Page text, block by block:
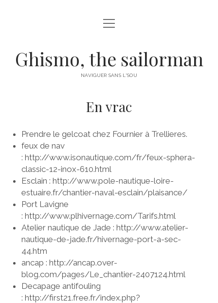
LE BATEAU
menu
GOLFE DU MORBIHAN
ÎLE DE HOEDIC
VILAINE
DUMET
PORNICHET
SAINT NAZAIRE
NANTES
NOIRMOUTIER
TRAVAUX
ouvrir
menu
COPPERCOAT
ENROULEUR
GRÉEMENT
HABILLAGE DESCENTE
MÂTAGE / DÉMÂTAGE
MOTEUR
STATION DE NAV
TRAITEMENT DU SAFRAN
VOILES
TECHNIQUES
ouvrir
menu
Ghismo, the sailorman
NAVIGUER SANS L'SOU
En vrac
Prendre le gelcoat chez Fournier à Trellieres.
feux de nav
: http://www.isonautique.com/fr/feux-sphera-
classic-12-inox-610.html
Esclain : http://www.pole-nautique-loire-
estuaire.fr/chantier-naval-esclain/plaisance/
Port Lavigne
: http://www.plhivernage.com/Tarifs.html
Atelier nautique de Jade : http://www.atelier-
nautique-de-jade.fr/hivernage-port-a-sec-
44.htm
ancap : http://ancap.over-
blog.com/pages/Le_chantier-2407124.html
Decapage antifouling
: http://first21.free.fr/index.php?